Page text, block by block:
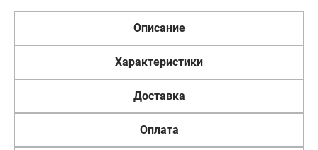
Описание
Характеристики
Доставка
Оплата